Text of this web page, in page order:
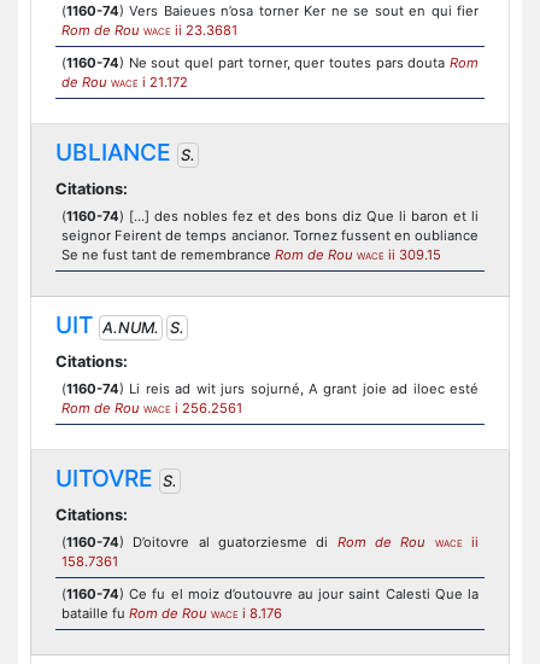
(1160-74) Vers Baieues n’osa torner Ker ne se sout en qui fier
Rom de Rou WACE ii 23.3681
(1160-74) Ne sout quel part torner, quer toutes pars douta Rom
de Rou WACE i 21.172
UBLIANCE S.
Citations:
(1160-74) [...] des nobles fez et des bons diz Que li baron et li
seignor Feirent de temps ancianor. Tornez fussent en oubliance
Se ne fust tant de remembrance Rom de Rou WACE ii 309.15
UIT A.NUM.
S.
Citations:
(1160-74) Li reis ad wit jurs sojurné, A grant joie ad iloec esté
Rom de Rou WACE i 256.2561
UITOVRE S.
Citations:
(1160-74) D’oitovre al guatorziesme di Rom de Rou WACE
ii
158.7361
(1160-74) Ce fu el moiz d’outouvre au jour saint Calesti Que la
bataille fu Rom de Rou WACE i 8.176